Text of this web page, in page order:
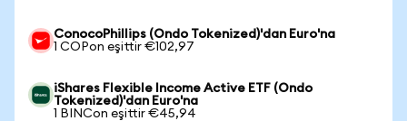
ConocoPhillips (Ondo Tokenized)'dan Euro'na
1 COPon eşittir €102,97
iShares Flexible Income Active ETF (Ondo
Tokenized)'dan Euro'na
1 BINCon eşittir €45,94